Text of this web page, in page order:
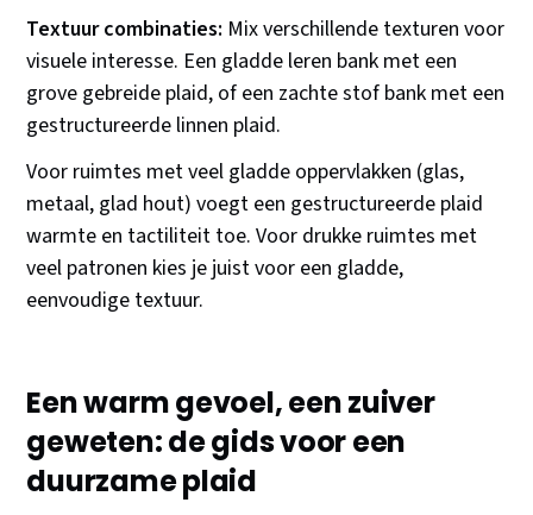
Textuur combinaties: Mix verschillende texturen voor
visuele interesse. Een gladde leren bank met een
grove gebreide plaid, of een zachte stof bank met een
gestructureerde linnen plaid.
Voor ruimtes met veel gladde oppervlakken (glas,
metaal, glad hout) voegt een gestructureerde plaid
warmte en tactiliteit toe. Voor drukke ruimtes met
veel patronen kies je juist voor een gladde,
eenvoudige textuur.
Een warm gevoel, een zuiver
geweten: de gids voor een
duurzame plaid